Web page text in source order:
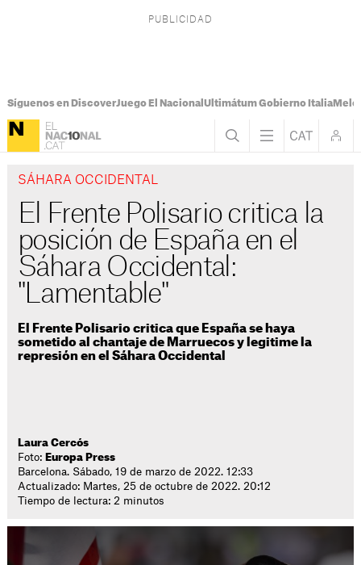
Síguenos en DiscoverJuego El Nacional Ultimátum Gobierno Italia
SÁHARA OCCIDENTAL
El Frente Polisario critica la
posición de España en el
Sáhara Occidental:
"Lamentable"
El Frente Polisario critica que España se haya
sometido al chantaje de Marruecos y legitime la
represión en el Sáhara Occidental
Laura Cercós
Foto: Europa Press
Barcelona. Sábado, 19 de marzo de 2022. 12:33
Actualizado: Martes, 25 de octubre de 2022. 20:12
Tiempo de lectura: 2 minutos